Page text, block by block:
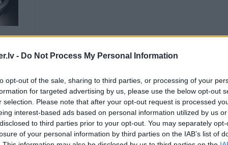
- Do Not Process My Personal Information
opt-out of the sale, sharing to third parties, or processing of your
for targeted advertising by us, please use the below opt-out
selection. Please note that after your opt-out request is processed
interest-based ads based on personal information utilized by us
to third parties prior to your opt-out. You may separately
of your personal information by third parties on the IAB’s list of
24. Feb 2006, 15:30
snooze -> tas veicais Ariel un Dosjas brendname